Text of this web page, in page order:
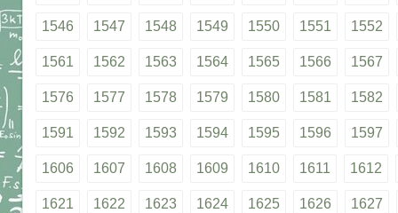
1546 1547 1548 1549 1550 1551 1552
1561 1562 1563 1564 1565 1566 1567
1576 1577 1578 1579 1580 1581 1582
1591 1592 1593 1594 1595 1596 1597
1606 1607 1608 1609 1610 1611 1612
1621 1622 1623 1624 1625 1626 1627